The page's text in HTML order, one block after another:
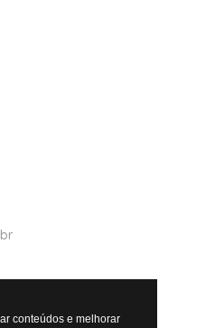
conteúdos e melhorar